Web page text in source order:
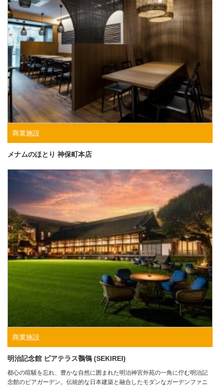
商業施設
メナムのほとり 神保町本店
商業施設
明治記念館 ビアテラス鶺鴒 (SEKIREI)
都心の喧騒を忘れ、豊かな自然に囲まれた明治神宮外苑の一角に佇む明治記
念館のビアガーデン。伝統的な日本建築と融合したモダンなガーデンファニ